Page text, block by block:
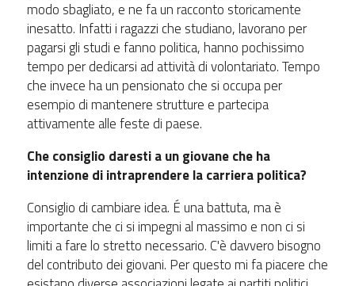
modo sbagliato, e ne fa un racconto storicamente
inesatto. Infatti i ragazzi che studiano, lavorano per
pagarsi gli studi e fanno politica, hanno pochissimo
tempo per dedicarsi ad attività di volontariato. Tempo
che invece ha un pensionato che si occupa per
esempio di mantenere strutture e partecipa
attivamente alle feste di paese.
Che consiglio daresti a un giovane che ha
intenzione di intraprendere la carriera politica?
Consiglio di cambiare idea. É una battuta, ma è
importante che ci si impegni al massimo e non ci si
limiti a fare lo stretto necessario. C'è davvero bisogno
del contributo dei giovani. Per questo mi fa piacere che